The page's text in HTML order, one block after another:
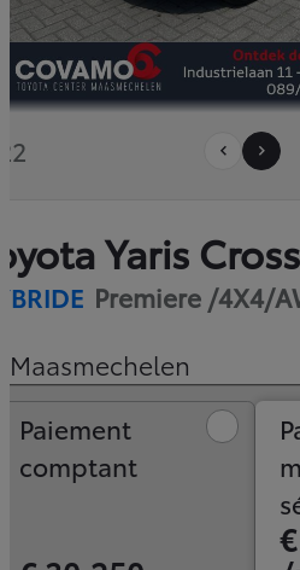
Yaris Cross
Premiere /4X4/
Maasmechelen
Paiement
comptant